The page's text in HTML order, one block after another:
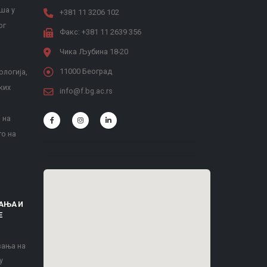
у
на
на
И
на
+381 11 3206 102
Факс: +381 11 2639 356
Чика Љубина 18-20
11000 Београд
info@f.bg.ac.rs